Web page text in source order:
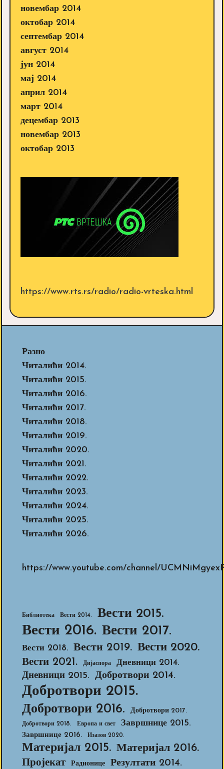
новембар 2014
октобар 2014
септембар 2014
август 2014
јун 2014
мај 2014
април 2014
март 2014
децембар 2013
новембар 2013
октобар 2013
https://www.rts.rs/radio/radio-vrteska.html
Разно
Читалићи 2014.
Читалићи 2015.
Читалићи 2016.
Читалићи 2017.
Читалићи 2018.
Читалићи 2019.
Читалићи 2020.
Читалићи 2021.
Читалићи 2022.
Читалићи 2023.
Читалићи 2024.
Читалићи 2025.
Читалићи 2026.
https://www.youtube.com/channel/
Библиотека Вести 2014. Вести 2015.
Вести 2016. Вести 2017.
Вести 2018. Вести 2019. Вести 2020.
Вести 2021. Дијаспора Дневници 2014.
Дневници 2015. Добротвори 2014.
Добротвори 2015.
Добротвори 2016. Добротвори 2017.
Добротвори 2018. Европа и свет Завршнице 2015.
Завршнице 2016. Изазов 2020.
Материјал 2015. Материјал 2016.
Пројекат Радионице Резултати 2014.